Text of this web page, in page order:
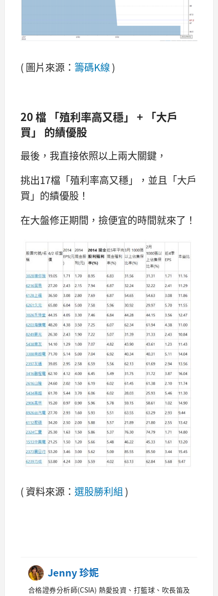
( 圖片來源： 籌碼K線 )
20檔 「殖利率高又穩」 +
「大戶
買」
的績優股
最後，我直接依照以上兩大關鍵，
挑出17檔「殖利率高又穩」，並且「大戶
買」的績優股！
在大盤修正期間，撿便宜的時間就來了！
( 資料來源： 選股勝利組 )
Jenny 珍妮
合格證券分析師(CSIA) 熱愛投資、打籃球、吹長笛及